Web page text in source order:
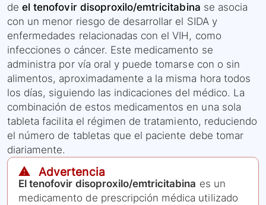
deel tenofovir disoproxilo/emtricitabina se asocia
con un menor riesgo de desarrollar el SIDA y
enfermedades relacionadas con el VIH, como
infecciones o cáncer. Este medicamento se
administra por vía oral y puede tomarse con o sin
alimentos, aproximadamente a la misma hora todos
los días, siguiendo las indicaciones del médico. La
combinación de estos medicamentos en una sola
tableta facilita el régimen de tratamiento, reduciendo
el número de tabletas que el paciente debe tomar
diariamente.
⚠️ Advertencia
El tenofovir disoproxilo/emtricitabina es un
medicamento de prescripción médica utilizado